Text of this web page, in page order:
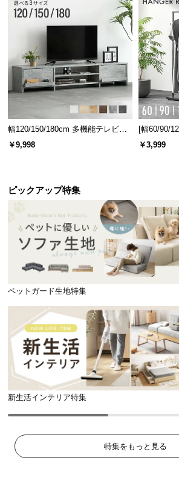
幅120/150/180cm 多機能テレビボ
ード 木目/石目調 オープン収納・
引き出し収納付き
￥9,998
[幅60/90/
スチール 4
ック オー
￥3,999
ピックアップ特集
ペットガード生地特集
新生活インテリア特集
特集をもっと見る